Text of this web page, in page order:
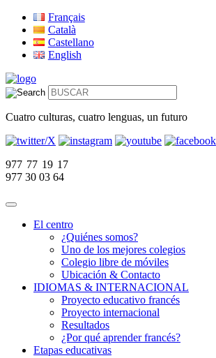
Français
Català
Castellano
English
Cuatro culturas, cuatro lenguas, un futuro
977 77 19 17
977 30 03 64
El centro
¿Quiénes somos?
Uno de los mejores colegios
Colegio libre de móviles
Ubicación & Contacto
IDIOMAS & INTERNACIONAL
Proyecto educativo francés
Proyecto internacional
Resultados
¿Por qué aprender francés?
Etapas educativas